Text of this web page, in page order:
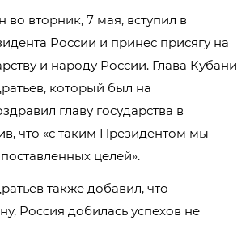
вторник, 7 мая, вступил в
России и принес присягу на
и народу России. Глава Кубани
который был на
главу государства в
что «с таким Президентом мы
целей».
также добавил, что
Россия добилась успехов не